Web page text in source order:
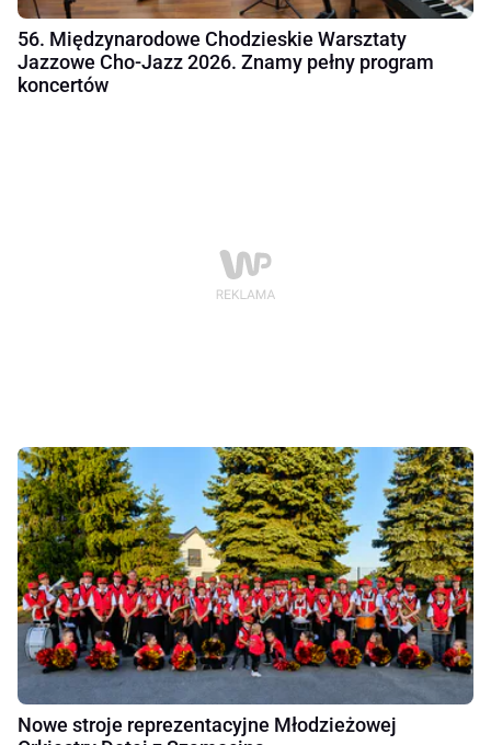
56. Międzynarodowe Chodzieskie Warsztaty
Jazzowe Cho-Jazz 2026. Znamy pełny program
koncertów
Nowe stroje reprezentacyjne Młodzieżowej